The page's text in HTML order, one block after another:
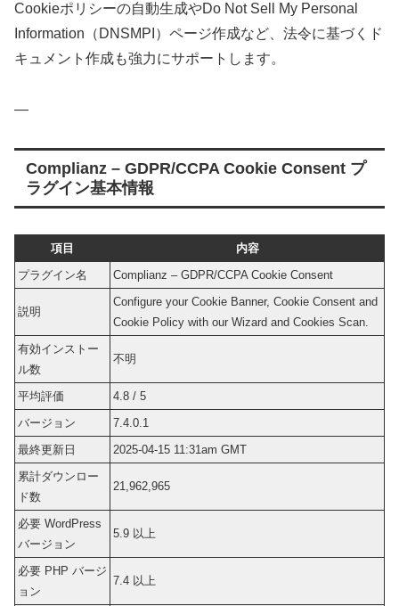
Cookieポリシーの自動生成やDo Not Sell My Personal
Information（DNSMPI）ページ作成など、法令に基づくド
キュメント作成も強力にサポートします。
—
Complianz – GDPR/CCPA Cookie Consent プ
ラグイン基本情報
項目
内容
プラグイン名
Complianz – GDPR/CCPA Cookie Consent
説明
Configure your Cookie Banner, Cookie Consent and
Cookie Policy with our Wizard and Cookies Scan.
有効インストー
ル数
不明
平均評価
4.8 / 5
バージョン
7.4.0.1
最終更新日
2025-04-15 11:31am GMT
累計ダウンロー
ド数
21,962,965
必要 WordPress
バージョン
5.9 以上
必要 PHP バージ
ョン
7.4 以上